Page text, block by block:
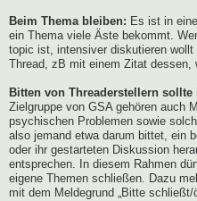
Beim Thema bleiben: Es ist in
ein Thema viele Äste bekommt.
topic ist, intensiver diskutieren
Thread, zB mit einem Zitat dessen,
Bitten von Threaderstellern
Zielgruppe von GSA gehören auch
psychischen Problemen sowie
also jemand etwa darum bittet, ein
oder ihr gestarteten Diskussion
entsprechen. In diesem Rahmen
eigene Themen schließen. Dazu
mit dem Meldegrund „Bitte schließt/